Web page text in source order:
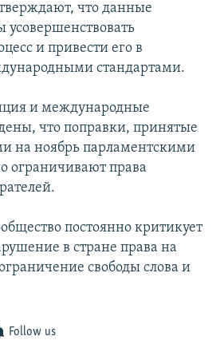
что данные
усовершенствовать
и привести его в
стандартами.
и международные
что поправки, принятые
на ноябрь парламентскими
ограничивают права
постоянно критикует
в стране права на
свободы слова и
Follow us